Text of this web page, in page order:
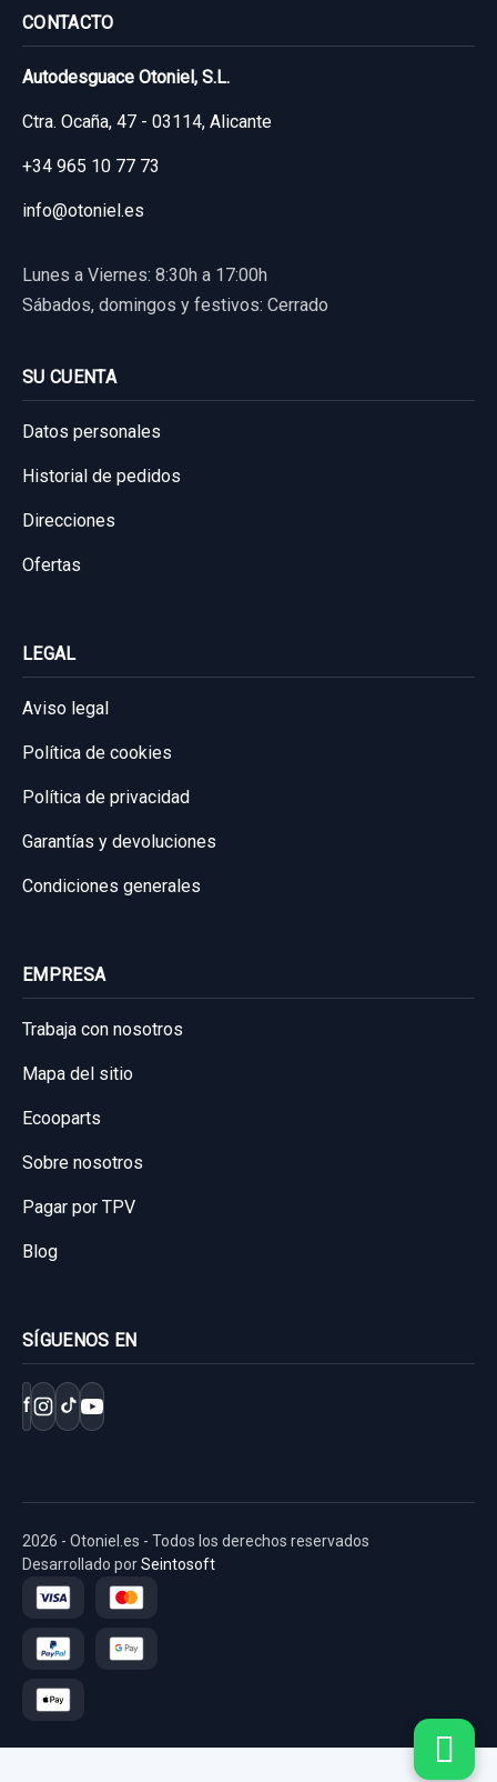
CONTACTO
Autodesguace Otoniel, S.L.
Ctra. Ocaña, 47 - 03114, Alicante
+34 965 10 77 73
info@otoniel.es
Lunes a Viernes: 8:30h a 17:00h
Sábados, domingos y festivos: Cerrado
SU CUENTA
Datos personales
Historial de pedidos
Direcciones
Ofertas
LEGAL
Aviso legal
Política de cookies
Política de privacidad
Garantías y devoluciones
Condiciones generales
EMPRESA
Trabaja con nosotros
Mapa del sitio
Ecooparts
Sobre nosotros
Pagar por TPV
Blog
SÍGUENOS EN
f
2026 - Otoniel.es - Todos los derechos reservados
Desarrollado porSeintosoft